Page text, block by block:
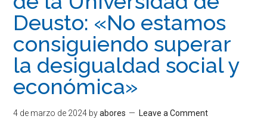
Deusto: «No estamos
consiguiendo superar
la desigualdad social y
económica»
4 de marzo de 2024 byabores Leave a Comment